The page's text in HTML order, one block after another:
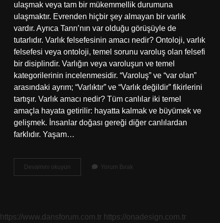
ulaşmak veya tam bir mükemmellik durumuna
ulaşmaktır. Evrenden hiçbir şey almayan bir varlık
vardır. Ayrıca Tanrı’nın var olduğu görüşüyle ​​de
tutarlıdır. Varlık felsefesinin amacı nedir? Ontoloji, varlık
felsefesi veya ontoloji, temel sorunu varoluş olan felsefi
bir disiplindir. Varlığın veya varoluşun ve temel
kategorilerinin incelenmesidir. “Varoluş” ve “var olan”
arasındaki ayrım; “Varlıktır” ve “Varlık değildir” fikirlerini
tartışır. Varlık amacı nedir? Tüm canlılar iki temel
amaçla hayata getirilir: hayatta kalmak ve büyümek ve
gelişmek. İnsanlar doğası gereği diğer canlılardan
farklıdır. Yaşam…
Devamını okuyun
Bir
Yorum Bırak
https://www.dansforum.com.tr https://onadesign.com.tr